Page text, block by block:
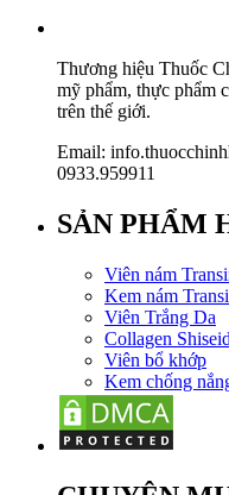
Thương hiệu Thuốc
mỹ phẩm, thực phẩm
trên thế giới.
Email:
0933.959911
SẢN PHẨM
Viên nám
Kem nám
Viên Trắng Da
Collagen
Viên bổ khớp
Kem chống